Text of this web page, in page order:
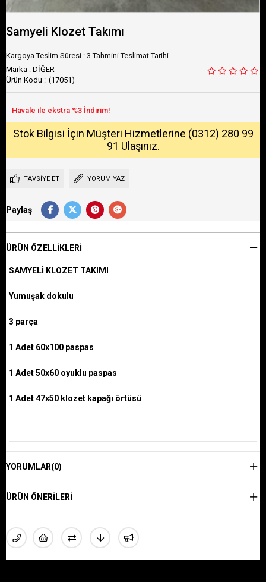
Samyeli Klozet Takımı
Kargoya Teslim Süresi : 3 Tahmini Teslimat Tarihi
Marka : DİĞER
(17051)
Stok Bilgisi İçin Müşteri Hizmetlerine (0312) 280 99
91 Ulaşınız.
TAVSIYE ET YORUM YAZ
Paylaş
ÜRÜN ÖZELLIKLERI
SAMYELİ KLOZET TAKIMI
Yumuşak dokulu
3 parça
1 Adet 60x100 paspas
1 Adet 50x60 oyuklu paspas
1 Adet 47x50 klozet kapağı örtüsü
YORUMLAR(0)
ÜRÜN ÖNERILERI